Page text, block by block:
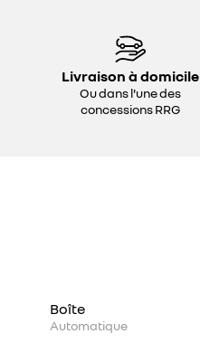
Livraison à domicile
Ou dans l'une des
concessions RRG
Boîte
Automatique